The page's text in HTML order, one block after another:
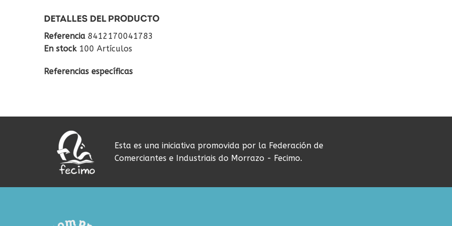
DETALLES DEL PRODUCTO
Referencia 8412170041783
En stock 100 Artículos
Referencias específicas
Esta es una iniciativa promovida por la Federación de
Comerciantes e Industriais do Morrazo - Fecimo.